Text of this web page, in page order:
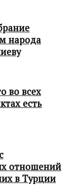
народа
во всех
есть
отношений
в Турции